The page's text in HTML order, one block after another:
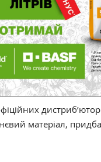
матеріал,